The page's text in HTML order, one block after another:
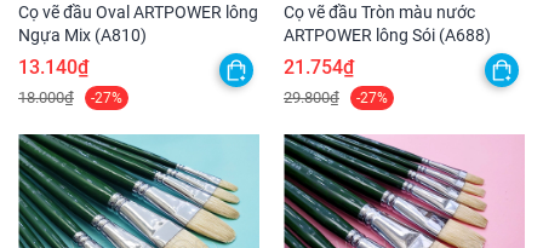
Cọ vẽ đầu Oval ARTPOWER lông
Ngựa Mix (A810)
13.140₫
18.000₫ -27%
Cọ vẽ đầu Tròn màu nước
ARTPOWER lông Sói (A688)
21.754₫
29.800₫ -27%